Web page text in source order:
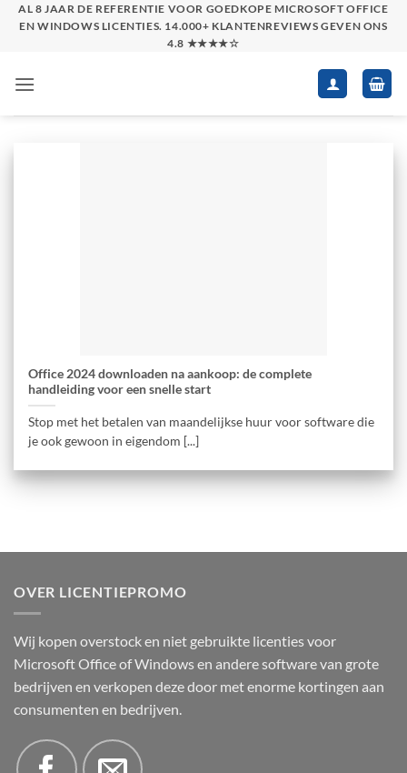
SkipAL 8 JAAR DE REFERENTIE VOOR GOEDKOPE MICROSOFT OFFICE
EN WINDOWS LICENTIES. 14.000+ KLANTENREVIEWS GEVEN ONS
4.8 ★★★★☆
Office 2024 downloaden na aankoop: de complete
handleiding voor een snelle start
Stop met het betalen van maandelijkse huur voor software die
je ook gewoon in eigendom [...]
OVER LICENTIEPROMO
Wij kopen overstock en niet gebruikte licenties voor
Microsoft Office of Windows en andere software van grote
bedrijven en verkopen deze door met enorme kortingen aan
consumenten en bedrijven.